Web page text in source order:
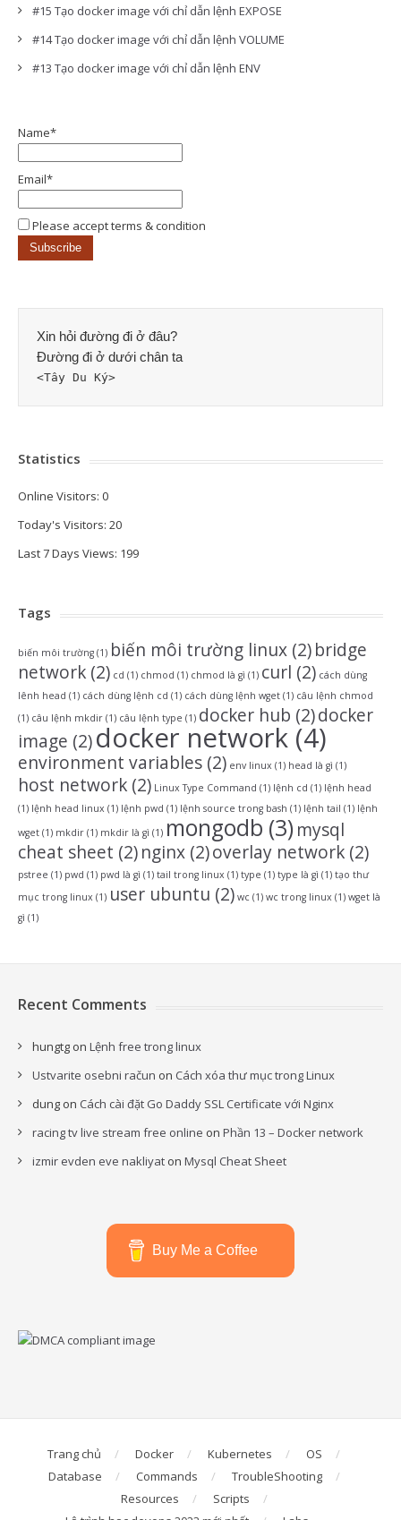
#15 Tạo docker image với chỉ dẫn lệnh EXPOSE
#14 Tạo docker image với chỉ dẫn lệnh VOLUME
#13 Tạo docker image với chỉ dẫn lệnh ENV
Name*
Email*
Please accept terms & condition
Xin hỏi đường đi ở đâu?
Đường đi ở dưới chân ta
<Tây Du Ký>
Statistics
Online Visitors: 0
Today's Visitors: 20
Last 7 Days Views: 199
Tags
biến môi trường (1) biến môi trường linux (2)bridge
network (2) cd (1) chmod (1) chmod là gì (1) curl (2) cách dùng
lênh head (1) cách dùng lệnh cd (1) cách dùng lệnh wget (1) câu lệnh chmod
(1) câu lệnh mkdir (1) câu lệnh type (1) docker hub (2)docker
image (2)docker network (4)
environment variables (2) env linux (1) head là gì (1)
host network (2) Linux Type Command (1) lệnh cd (1) lệnh head
(1) lệnh head linux (1) lệnh pwd (1) lệnh source trong bash (1) lệnh tail (1) lệnh
wget (1) mkdir (1) mkdir là gì (1) mongodb (3) mysql
cheat sheet (2)nginx (2)overlay network (2)
pstree (1) pwd (1) pwd là gì (1) tail trong linux (1) type (1) type là gì (1) tạo thư
mục trong linux (1) user ubuntu (2) wc (1) wc trong linux (1) wget là
gì (1)
Recent Comments
hungtg on Lệnh free trong linux
Ustvarite osebni račun on Cách xóa thư mục trong Linux
dung on Cách cài đặt Go Daddy SSL Certificate với Nginx
racing tv live stream free online on Phần 13 – Docker network
izmir evden eve nakliyat on Mysql Cheat Sheet
Buy Me a Coffee
Trang chủ Docker Kubernetes
OS
Database
Commands
TroubleShooting
Resources
Scripts